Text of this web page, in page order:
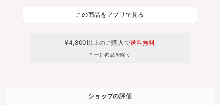
この商品をアプリで見る
¥4,800以上のご購入で送料無料
＊一部商品を除く
ショップの評価